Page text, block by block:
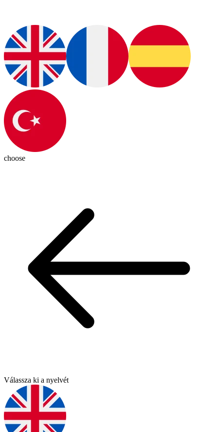
choose
Válassza ki a nyelvét